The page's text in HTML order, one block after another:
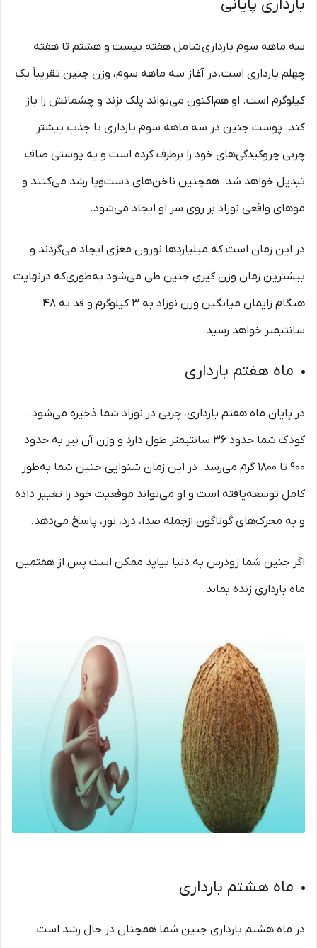
بارداری پایانی
سه ماهه سوم بارداری شامل هفته بیست و هشتم تا هفته
چهلم بارداری است. در آغاز سه ماهه سوم، وزن جنین تقریباً یک
کیلوگرم است. او هم‌اکنون می‌تواند پلک بزند و چشمانش را باز
کند. پوست جنین در سه ماهه سوم بارداری با جذب بیشتر
چربی چروکیدگی‌های خود را برطرف کرده است و به پوستی صاف
تبدیل خواهد شد. همچنین ناخن‌های دست‌وپا رشد می‌کنند و
موهای واقعی نوزاد بر روی سر او ایجاد می‌شود.
در این زمان است که میلیاردها نورون مغزی ایجاد می‌گردند و
بیشترین زمان وزن گیری جنین طی می‌شود به‌طوری‌که درنهایت
هنگام زایمان میانگین وزن نوزاد به ۳ کیلوگرم و قد به ۴۸
سانتیمتر خواهد رسید.
ماه هفتم بارداری
در پایان ماه هفتم بارداری، چربی در نوزاد شما ذخیره می‌شود.
کودک شما حدود 36 سانتیمتر طول دارد و وزن آن نیز به حدود
900 تا 1800 گرم می‌رسد. در این زمان شنوایی جنین شما به‌طور
کامل توسعه‌یافته است و او می‌تواند موقعیت خود را تغییر داده
و به محرک‌های گوناگون ازجمله صدا، درد، نور، پاسخ می‌دهد.
اگر جنین شما زودرس به دنیا بیاید ممکن است پس از هفتمین
ماه بارداری زنده بماند.
ماه هشتم بارداری
در ماه هشتم بارداری جنین شما همچنان در حال رشد است